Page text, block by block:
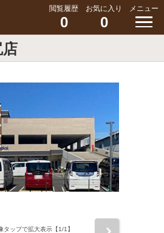
閲覧履歴
0
お気に入り
0
メニュー
タップで拡大表示【1/1】